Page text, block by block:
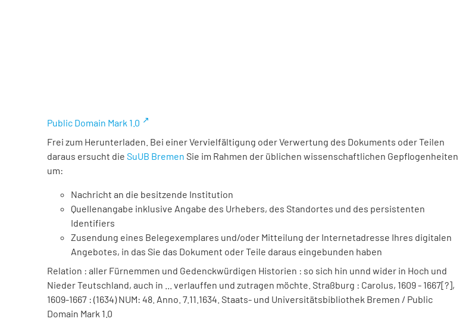
Public Domain Mark 1.0
Frei zum Herunterladen. Bei einer Vervielfältigung oder Verwertung des Dokuments oder Teilen
daraus ersucht die SuUB Bremen Sie im Rahmen der üblichen wissenschaftlichen Gepflogenheiten
um:
Nachricht an die besitzende Institution
Quellenangabe inklusive Angabe des Urhebers, des Standortes und des persistenten
Identifiers
Zusendung eines Belegexemplares und/oder Mitteilung der Internetadresse Ihres digitalen
Angebotes, in das Sie das Dokument oder Teile daraus eingebunden haben
Relation : aller Fürnemmen und Gedenckwürdigen Historien : so sich hin unnd wider in Hoch und
Nieder Teutschland, auch in ... verlauffen und zutragen möchte. Straßburg : Carolus, 1609 - 1667[?],
1609-1667 : (1634) NUM: 48. Anno. 7.11.1634. Staats- und Universitätsbibliothek Bremen / Public
Domain Mark 1.0